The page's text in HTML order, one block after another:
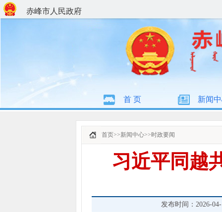
赤峰市人民政府
首 页 新闻
首页>>新闻中心>>时政要闻
习近平同越
发布时间：2026-